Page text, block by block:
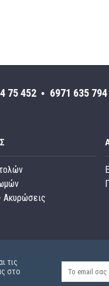
75 452 6971 635 794
Ακυρώσεις
τις
στο